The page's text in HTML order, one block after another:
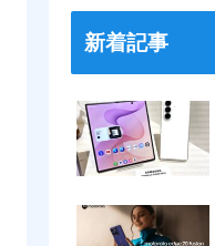
新着記事